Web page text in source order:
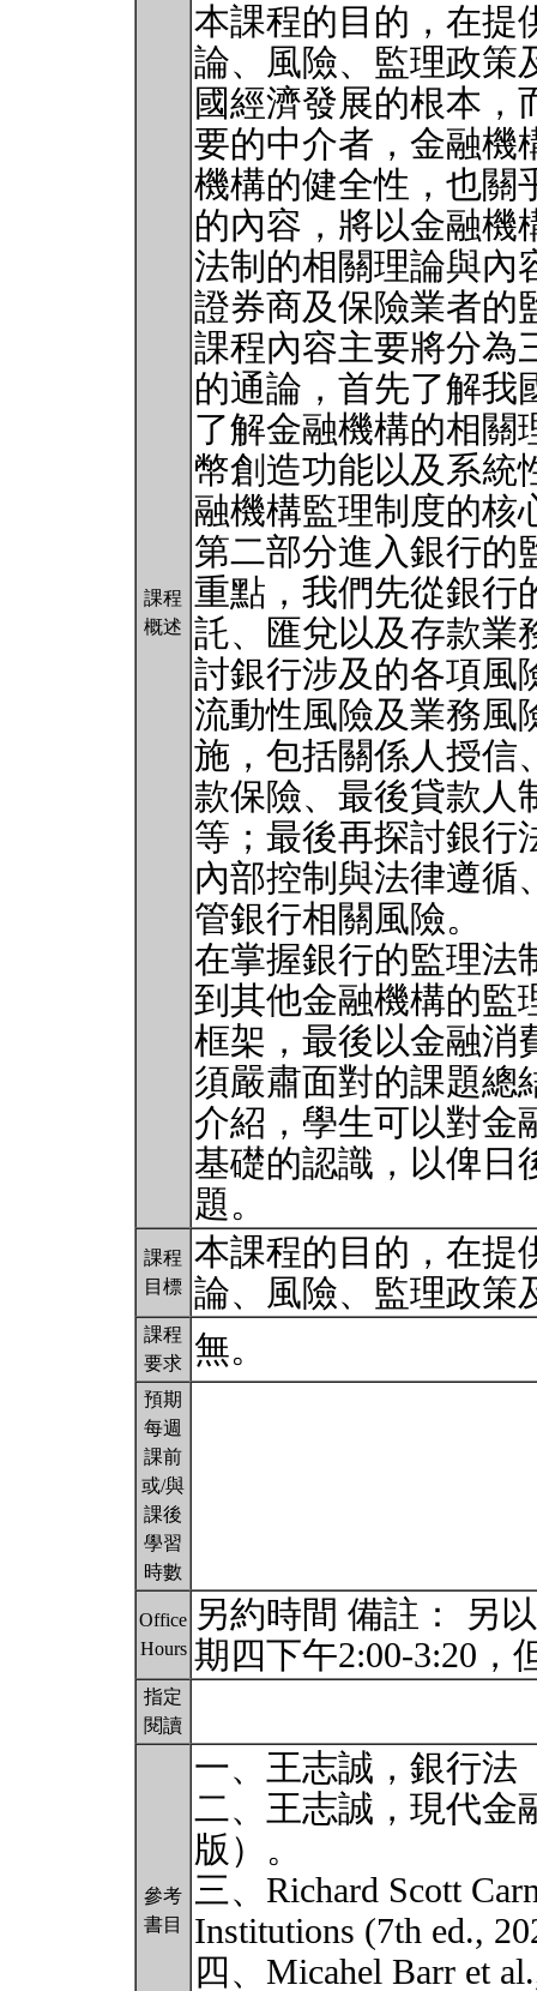
課程
概述
本課程的目的，在提
論、風險、監理政策
國經濟發展的根本，
要的中介者，金融機
機構的健全性，也關
的內容，將以金融機
法制的相關理論與內
證券商及保險業者的
課程內容主要將分為
的通論，首先了解我
了解金融機構的相關
幣創造功能以及系統
融機構監理制度的核
第二部分進入銀行的
重點，我們先從銀行
託、匯兌以及存款業
討銀行涉及的各項風
流動性風險及業務風
施，包括關係人授信
款保險、最後貸款人
等；最後再探討銀行
內部控制與法律遵循
管銀行相關風險。
在掌握銀行的監理法
到其他金融機構的監
框架，最後以金融消
須嚴肅面對的課題總
介紹，學生可以對金
基礎的認識，以俾日
題。
課程
目標
本課程的目的，在提
論、風險、監理政
課程
要求
無。
預期
每週
課前
或/與
課後
學習
時數
Office
Hours
另約時間 備註： 另
期四下午2:00-3:20
指定
閱讀
參考
書目
一、王志誠，銀行法
二、王志誠，現代金
版）。
三、Richard Scott
Institutions (7th ed.,
四、Micahel Barr et